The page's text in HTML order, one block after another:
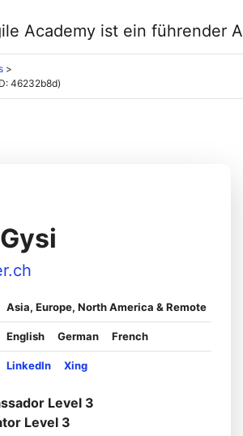
>
46232b8d)
Asia, Europe, North America & Remote
English German French
LinkedIn Xing
Level 3
Level 3